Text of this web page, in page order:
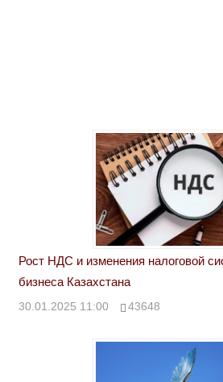
Рост НДС и изменения налоговой
бизнеса Казахстана
30.01.2025 11:00 43648